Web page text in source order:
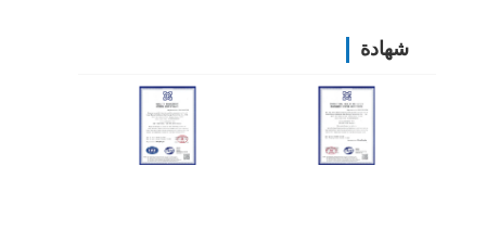
شهادة